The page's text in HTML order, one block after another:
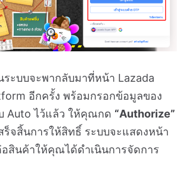
ระบบจะพากลับมาที่หน้า Lazada
อีกครั้ง พร้อมกรอกข้อมูลของ
Auto ไว้แล้ว ให้คุณกด “Authorize”
ร็จสิ้นการให้สิทธิ์ ระบบจะแสดงหน้า
อสินค้าให้คุณได้ดำเนินการจัดการ